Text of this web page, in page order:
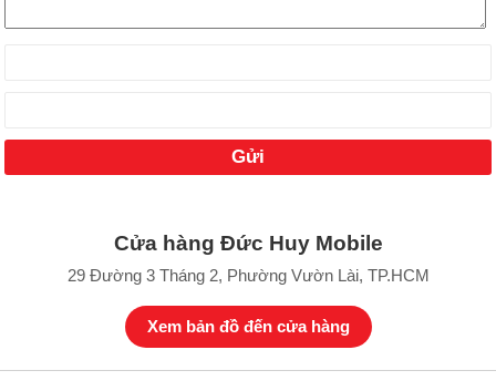
Cửa hàng Đức Huy Mobile
29 Đường 3 Tháng 2, Phường Vườn Lài, TP.HCM
Xem bản đồ đến cửa hàng